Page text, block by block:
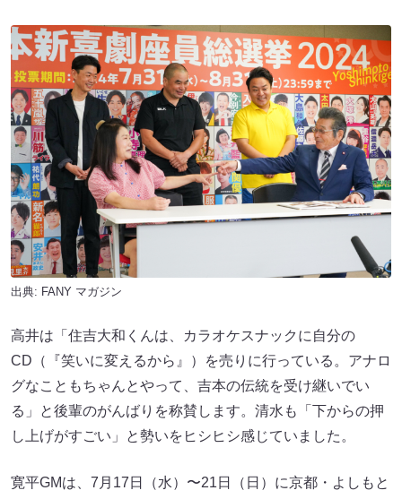
出典: FANY マガジン
高井は「住吉大和くんは、カラオケスナックに自分の
CD（『笑いに変えるから』）を売りに行っている。アナロ
グなこともちゃんとやって、吉本の伝統を受け継いでい
る」と後輩のがんばりを称賛します。清水も「下からの押
し上げがすごい」と勢いをヒシヒシ感じていました。
寛平GMは、7月17日（水）〜21日（日）に京都・よしもと